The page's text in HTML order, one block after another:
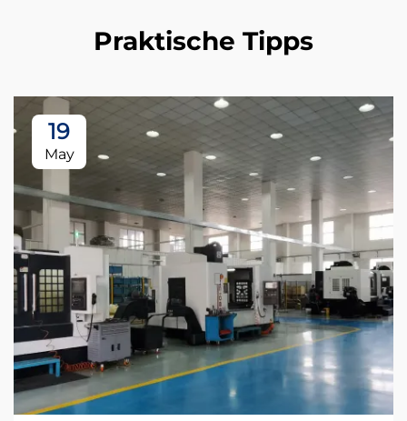
Praktische Tipps
19
May